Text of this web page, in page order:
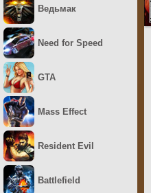
Ведьмак
Need for Speed
GTA
Mass Effect
Resident Evil
Battlefield